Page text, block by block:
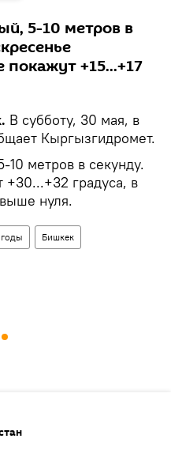
5-10 метров в
+15...+17
В субботу, 30 мая, в
Кыргызгидромет.
10 метров в секунду.
градуса, в
нуля.
Бишкек